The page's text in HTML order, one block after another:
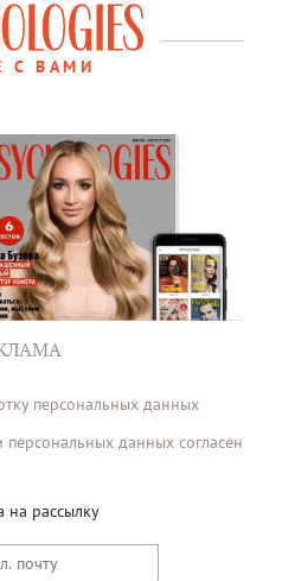
С ВАМИ
персональных данных
персональных данных согласен
на рассылку